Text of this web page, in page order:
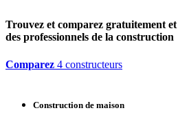
Trouvez et comparez gratuitement et
des professionnels de la construction
Comparez 4 constructeurs
Construction de maison